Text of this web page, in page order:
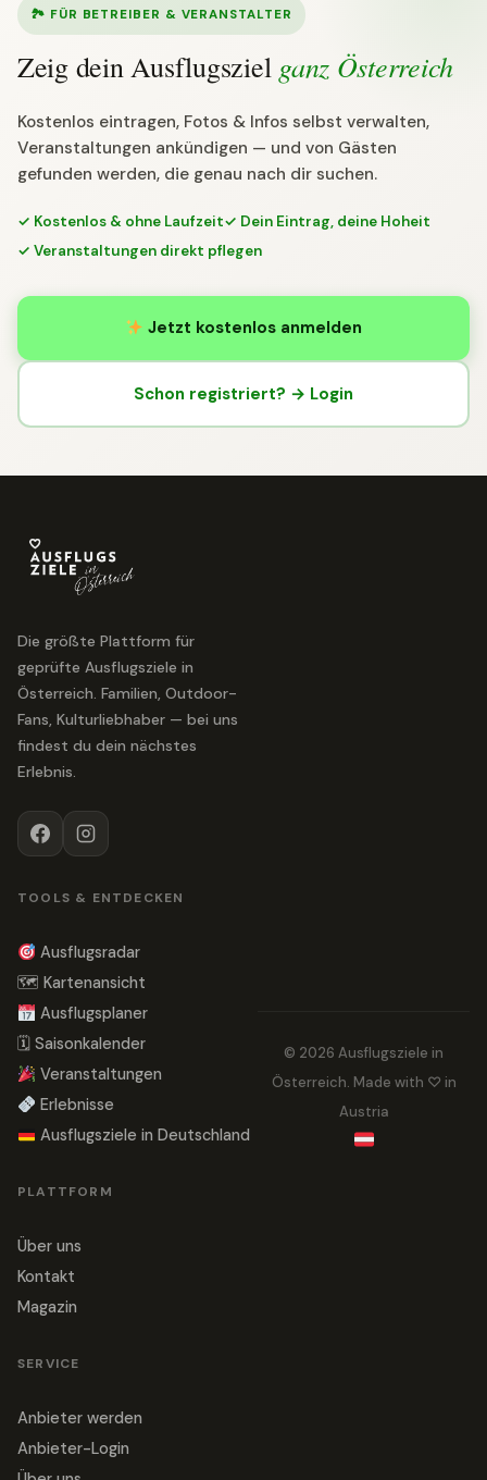
🏞 FÜR BETREIBER & VERANSTALTER
Zeig dein Ausflugsziel ganz Österreich
Kostenlos eintragen, Fotos & Infos selbst verwalten,
Veranstaltungen ankündigen — und von Gästen
gefunden werden, die genau nach dir suchen.
✓ Kostenlos & ohne Laufzeit✓ Dein Eintrag, deine Hoheit
✓ Veranstaltungen direkt pflegen
Jetzt kostenlos anmelden
Schon registriert? → Login
Die größte Plattform für
geprüfte Ausflugsziele in
Österreich. Familien, Outdoor-
Fans, Kulturliebhaber — bei uns
findest du dein nächstes
Erlebnis.
TOOLS & ENTDECKEN
Ausflugsradar
🗺 Kartenansicht
Ausflugsplaner
🗓 Saisonkalender
Veranstaltungen
Erlebnisse
Ausflugsziele in Deutschland
PLATTFORM
Über uns
Kontakt
Magazin
SERVICE
Anbieter werden
Anbieter-Login
© 2026 Ausflugsziele in
Österreich. Made with ♡ in
Austria